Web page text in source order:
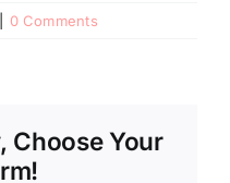
0 Comments
Choose Your